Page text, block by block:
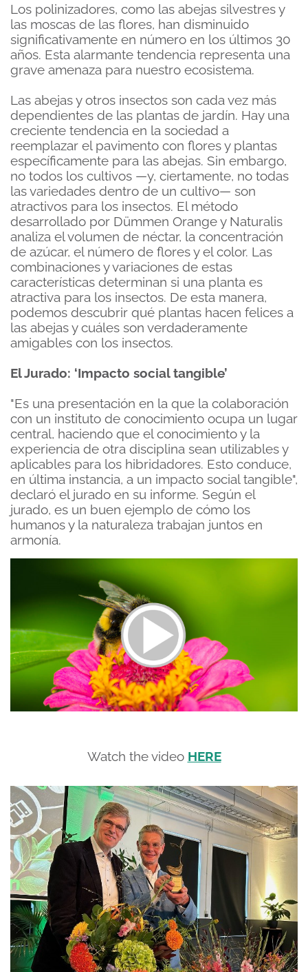
Los polinizadores, como las abejas silvestres y
las moscas de las flores, han disminuido
significativamente en número en los últimos 30
años. Esta alarmante tendencia representa una
grave amenaza para nuestro ecosistema.
Las abejas y otros insectos son cada vez más
dependientes de las plantas de jardín. Hay una
creciente tendencia en la sociedad a
reemplazar el pavimento con flores y plantas
específicamente para las abejas. Sin embargo,
no todos los cultivos —y, ciertamente, no todas
las variedades dentro de un cultivo— son
atractivos para los insectos. El método
desarrollado por Dümmen Orange y Naturalis
analiza el volumen de néctar, la concentración
de azúcar, el número de flores y el color. Las
combinaciones y variaciones de estas
características determinan si una planta es
atractiva para los insectos. De esta manera,
podemos descubrir qué plantas hacen felices a
las abejas y cuáles son verdaderamente
amigables con los insectos.
El Jurado: ‘Impacto social tangible’
"Es una presentación en la que la colaboración
con un instituto de conocimiento ocupa un lugar
central, haciendo que el conocimiento y la
experiencia de otra disciplina sean utilizables y
aplicables para los hibridadores. Esto conduce,
en última instancia, a un impacto social tangible",
declaró el jurado en su informe. Según el
jurado, es un buen ejemplo de cómo los
humanos y la naturaleza trabajan juntos en
armonía.
Watch the video HERE